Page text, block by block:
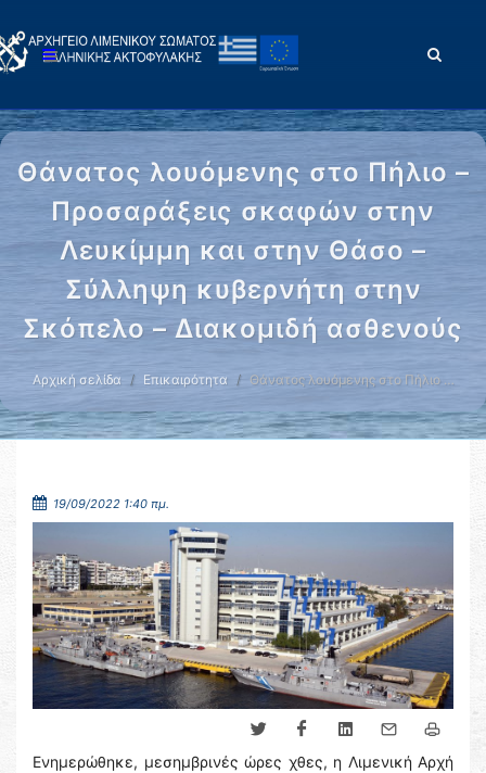
Θάνατος λουόμενης στο Πήλιο –
Προσαράξεις σκαφών στην
Λευκίμμη και στην Θάσο –
Σύλληψη κυβερνήτη στην
Σκόπελο – Διακομιδή ασθενούς
Αρχική σελίδα Επικαιρότητα Θάνατος λουόμενης στο Πήλιο …
19/09/2022 1:40 πμ.
Ενημερώθηκε, μεσημβρινές ώρες χθες, η Λιμενική Αρχή